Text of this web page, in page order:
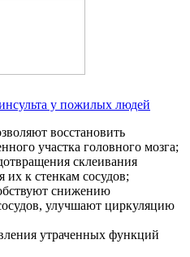
у пожилых людей
восстановить
участка головного мозга;
склеивания
к стенкам сосудов;
снижению
улучшают циркуляцию
утраченных функций